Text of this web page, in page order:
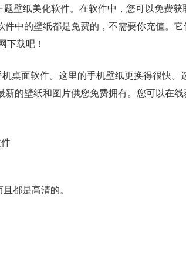
壁纸美化软件。在软件中，您可以免费获
中的壁纸都是免费的，不需要你充值。它
下载吧！
桌面软件。这里的手机壁纸更换得很快。
的壁纸和图片供您免费拥有。您可以在
都是高清的。